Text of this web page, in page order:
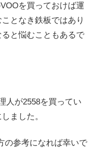
を買っておけば運
となき鉄板ではあり
と悩むこともあるで
人が2558を買ってい
ました。
の参考になれば幸いで